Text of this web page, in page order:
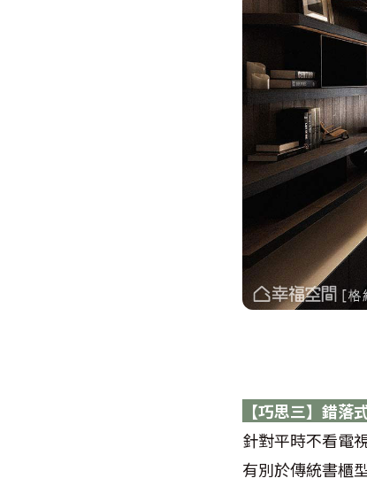
【巧思三】錯
針對平時不看電
有別於傳統書櫃